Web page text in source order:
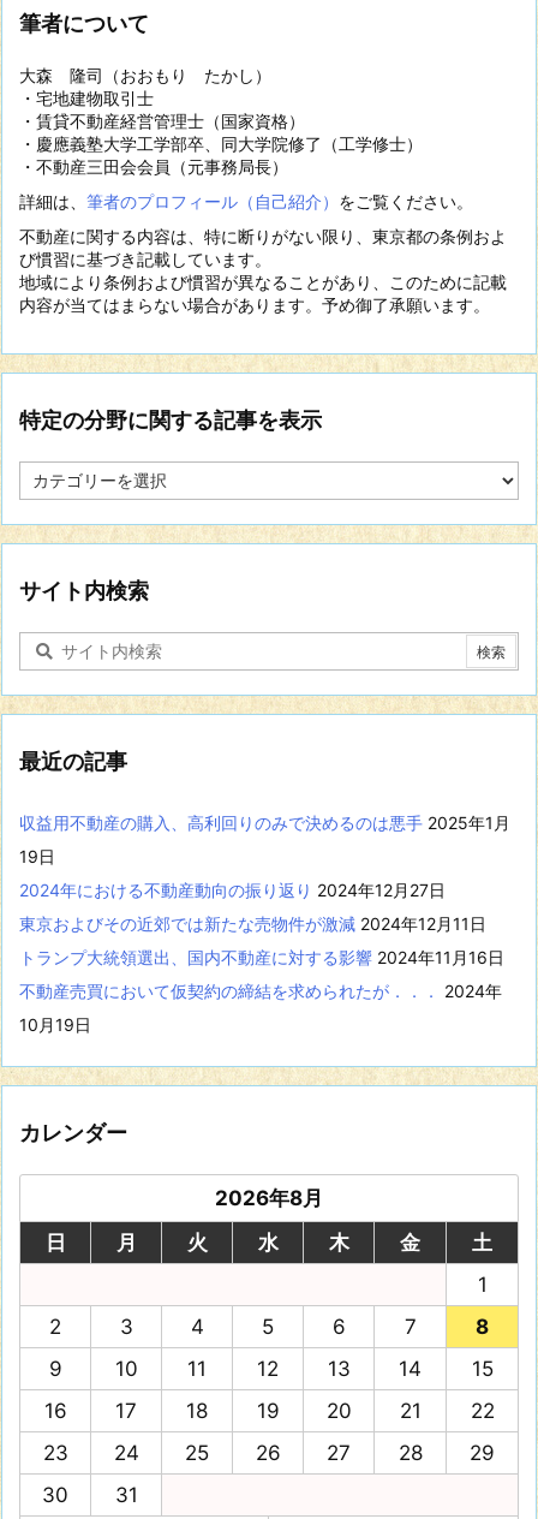
筆者について
大森 隆司（おおもり たかし）
・宅地建物取引士
・賃貸不動産経営管理士（国家資格）
・慶應義塾大学工学部卒、同大学院修了（工学修士）
・不動産三田会会員（元事務局長）
詳細は、 筆者のプロフィール（自己紹介） をご覧ください。
不動産に関する内容は、特に断りがない限り、東京都の条例およ
び慣習に基づき記載しています。
地域により条例および慣習が異なることがあり、このために記載
内容が当てはまらない場合があります。予め御了承願います。
特定の分野に関する記事を表示
定
分
に
関
す
記
事
を
示
サイト内検索
最近の記事
収益用不動産の購入、高利回りのみで決めるのは悪手 2025年1月
19日
2024年における不動産動向の振り返り 2024年12月27日
東京およびその近郊では新たな売物件が激減 2024年12月11日
トランプ大統領選出、国内不動産に対する影響 2024年11月16日
不動産売買において仮契約の締結を求められたが．．．
2024年
10月19日
カレンダー
2026年8月
日
月 火 水 木 金
土
1
2
3 4 5 6 7
8
9
10 11 12 13 14
15
16
17 18 19 20 21
22
23
24 25 26 27 28
29
30
31